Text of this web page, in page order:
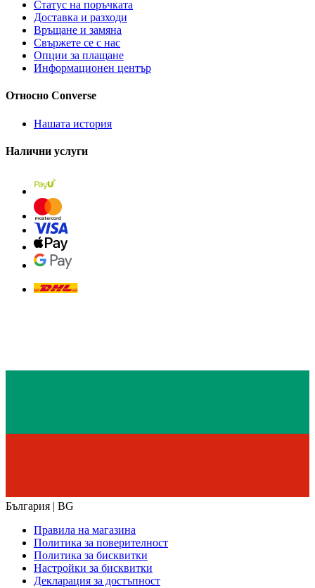
Статус на поръчката
Доставка и разходи
Връщане и замяна
Свържете се с нас
Опции за плащане
Информационен център
Относно Converse
Нашата история
Налични услуги
България | BG
Правила на магазина
Политика за поверителност
Политика за бисквитки
Настройки за бисквитки
Декларация за достъпност